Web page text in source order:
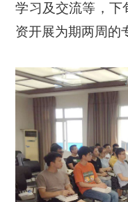
学习及交流等，下
资开展为期两周的